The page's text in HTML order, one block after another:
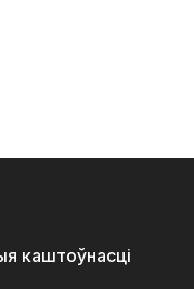
каштоўнасці